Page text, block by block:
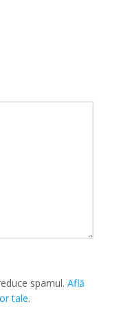
spamul.Află
tale.